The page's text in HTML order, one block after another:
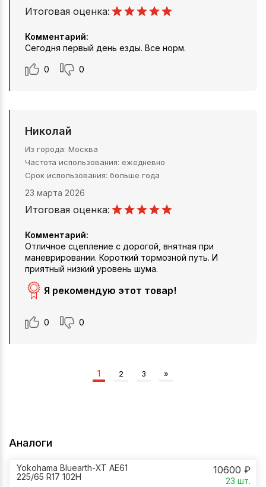
Итоговая оценка:
Комментарий:
Сегодня первый день езды. Все норм.
0 0
Николай
Из города Москва
Частота использования ежедневно
Срок использования больше года
23 марта 2026
Итоговая оценка:
Комментарий:
Отличное сцепление с дорогой, внятная при
маневрировании. Короткий тормозной путь. И
приятный низкий уровень шума.
Я рекомендую этот товар!
0 0
1 2 3 »
Аналоги
Yokohama Bluearth-XT AE61
225/65 R17 102H
10600 ₽
23 шт.